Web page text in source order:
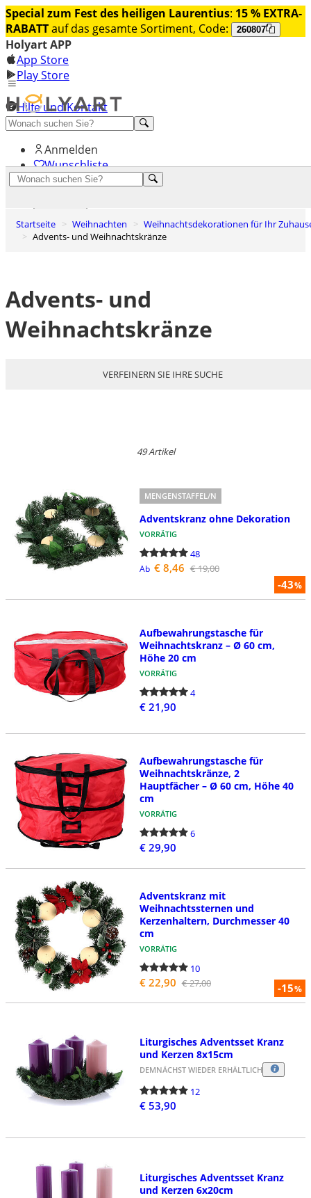
Special zum Fest des heiligen Laurentius: 15 % EXTRA-
RABATTauf das gesamte Sortiment, Code: 260807
Holyart APP
App Store
Play Store
Hilfe und Kontakt
Entdecken Sie Premium
Anmelden
Wunschliste
Startseite Weihnachten
Weihnachtsdekorationen für Ihr
Advents- und Weihnachtskränze
Advents- und
Weihnachtskränze
VERFEINERN SIE IHRE SUCHE
49 Artikel
-43%
MENGENSTAFFEL/N
Adventskranz ohne Dekoration
VORRÄTIG
48
Ab € 8,46 € 19,00
Aufbewahrungstasche für
Weihnachtskranz – Ø 60 cm,
Höhe 20 cm
VORRÄTIG
4
€ 21,90
Aufbewahrungstasche für
Weihnachtskränze, 2
Hauptfächer – Ø 60 cm, Höhe 40
cm
VORRÄTIG
6
€ 29,90
-15%
Adventskranz mit
Weihnachtssternen und
Kerzenhaltern, Durchmesser 40
cm
VORRÄTIG
10
€ 22,90 € 27,00
Liturgisches Adventsset Kranz
und Kerzen 8x15cm
DEMNÄCHST WIEDER ERHÄLTLICH
12
€ 53,90
Liturgisches Adventsset Kranz
und Kerzen 6x20cm